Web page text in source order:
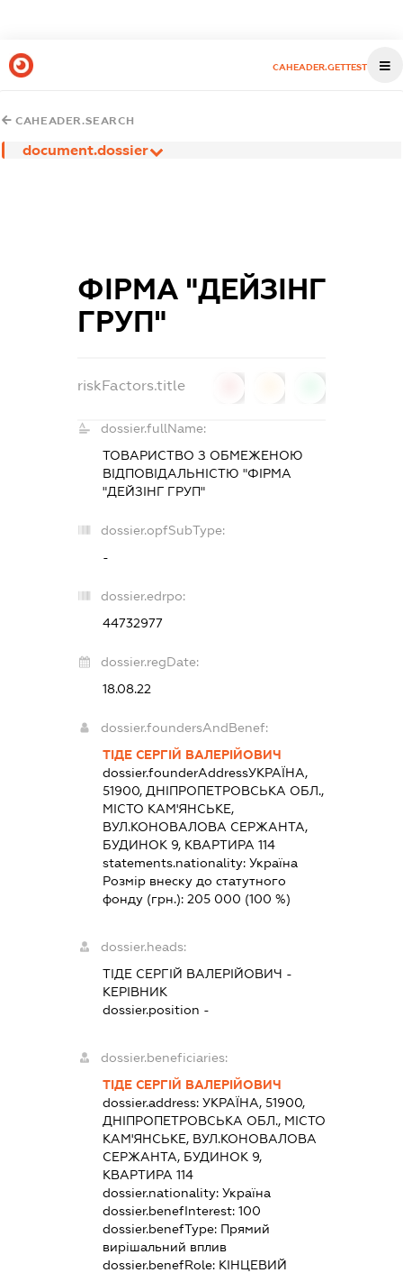
CAHEADER.GETTEST
CAHEADER.SEARCH
document.dossier
ФІРМА "ДЕЙЗІНГ
ГРУП"
riskFactors.title
dossier.fullName:
ТОВАРИСТВО З ОБМЕЖЕНОЮ
ВІДПОВІДАЛЬНІСТЮ "ФІРМА
"ДЕЙЗІНГ ГРУП"
dossier.opfSubType:
-
dossier.edrpo:
44732977
dossier.regDate:
18.08.22
dossier.foundersAndBenef:
ТІДЕ СЕРГІЙ ВАЛЕРІЙОВИЧ
dossier.founderAddressУКРАЇНА,
51900, ДНІПРОПЕТРОВСЬКА ОБЛ.,
МІСТО КАМ'ЯНСЬКЕ,
ВУЛ.КОНОВАЛОВА СЕРЖАНТА,
БУДИНОК 9, КВАРТИРА 114
statements.nationality: Україна
Розмір внеску до статутного
фонду (грн.): 205 000 (100 %)
dossier.heads:
ТІДЕ СЕРГІЙ ВАЛЕРІЙОВИЧ -
КЕРІВНИК
dossier.position -
dossier.beneficiaries:
ТІДЕ СЕРГІЙ ВАЛЕРІЙОВИЧ
dossier.address: УКРАЇНА, 51900,
ДНІПРОПЕТРОВСЬКА ОБЛ., МІСТО
КАМ'ЯНСЬКЕ, ВУЛ.КОНОВАЛОВА
СЕРЖАНТА, БУДИНОК 9,
КВАРТИРА 114
dossier.nationality: Україна
dossier.benefInterest: 100
dossier.benefType: Прямий
вирішальний вплив
dossier.benefRole: КІНЦЕВИЙ